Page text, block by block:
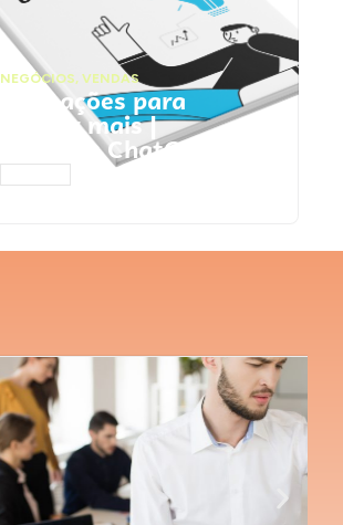
NEGÓCIOS, VENDAS
Faça ações para
vender mais |
Prompts ChatGPT